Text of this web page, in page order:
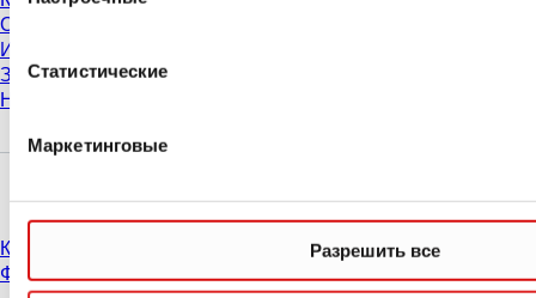
Статистические
Маркетинговые
Разрешить все
О нас
История
Закупки и логистика
Нормы поведения
Контакты
Филиалы и дистрибьюторы